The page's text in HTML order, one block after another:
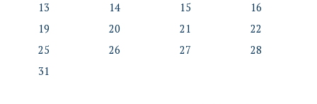
13
14 15
16
19
20 21
22
25
26 27
28
31